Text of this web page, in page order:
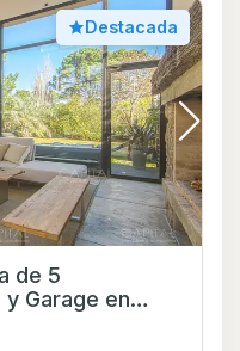
Destacada
de 5
Garage en